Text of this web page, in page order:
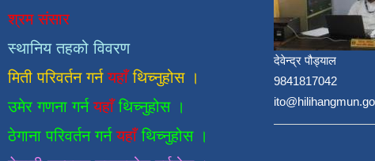
श्रम संसार
स्थानिय तहको विवरण
मिती परिवर्तन गर्न यहाँ थिच्नुहोस ।
उमेर गणना गर्नयहाँथिच्नुहोस ।
ठेगाना परिवर्तन गर्नयहाँ थिच्नुहोस ।
देवेन्द्र पौड्याल
9841817042